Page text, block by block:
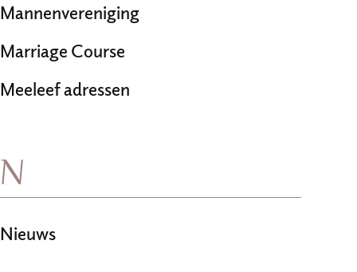
Mannenvereniging
Marriage Course
Meeleef adressen
N
Nieuws